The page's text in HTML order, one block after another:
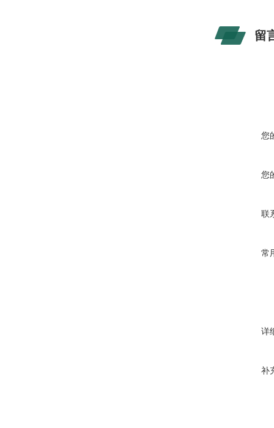
留
您
您
联
常
详
补